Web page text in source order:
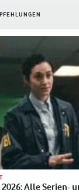
Alle Serien-